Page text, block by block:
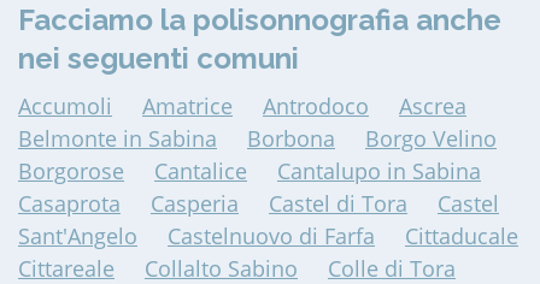
Facciamo la polisonnografia anche
nei seguenti comuni
Accumoli Amatrice Antrodoco
Ascrea
Belmonte in Sabina
Borbona
Borgo Velino
Borgorose
Cantalice
Cantalupo in Sabina
Casaprota
Casperia Castel di Tora
Castel
Sant'Angelo
Castelnuovo di Farfa
Cittaducale
Cittareale
Collalto Sabino
Colle di Tora